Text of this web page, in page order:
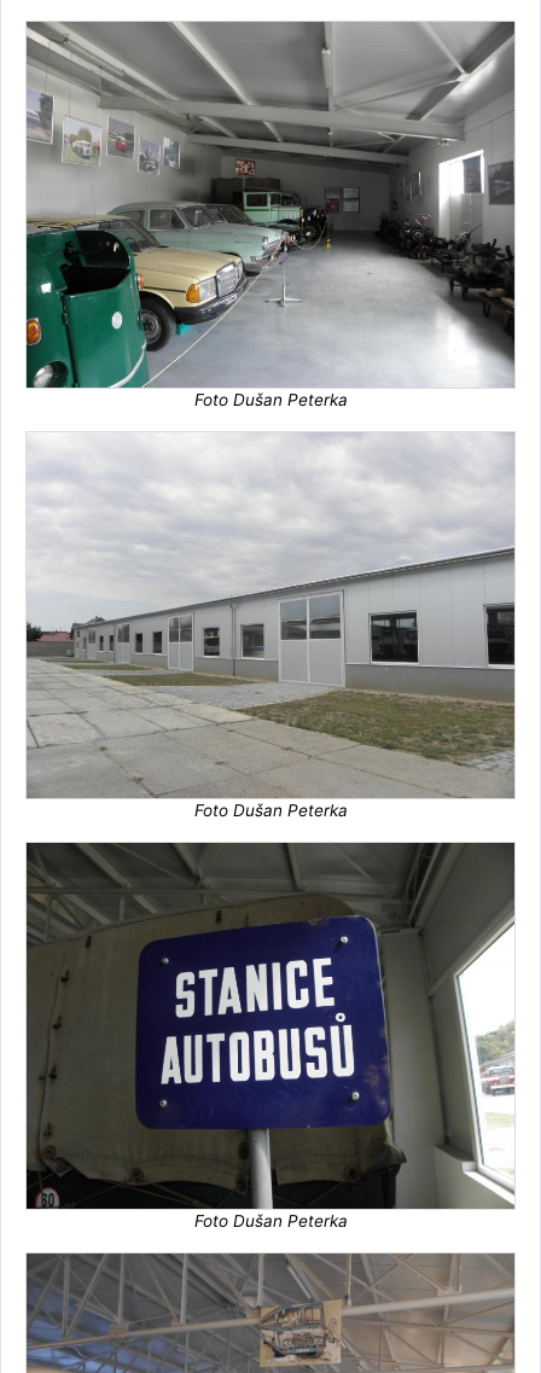
Foto Dušan Peterka
Foto Dušan Peterka
Foto Dušan Peterka